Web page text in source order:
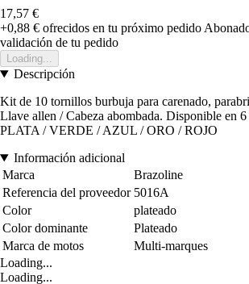
17,57 €
+0,88 € ofrecidos en tu próximo pedido
validación de tu pedido
Loading...
Descripción
Kit de 10 tornillos burbuja para carenado,
Llave allen / Cabeza abombada. Disponible en
PLATA / VERDE / AZUL / ORO / ROJO
Información adicional
Marca
Brazoline
Referencia del proveedor 5016A
Color
plateado
Color dominante
Plateado
Marca de motos
Multi-marques
Loading...
Loading...